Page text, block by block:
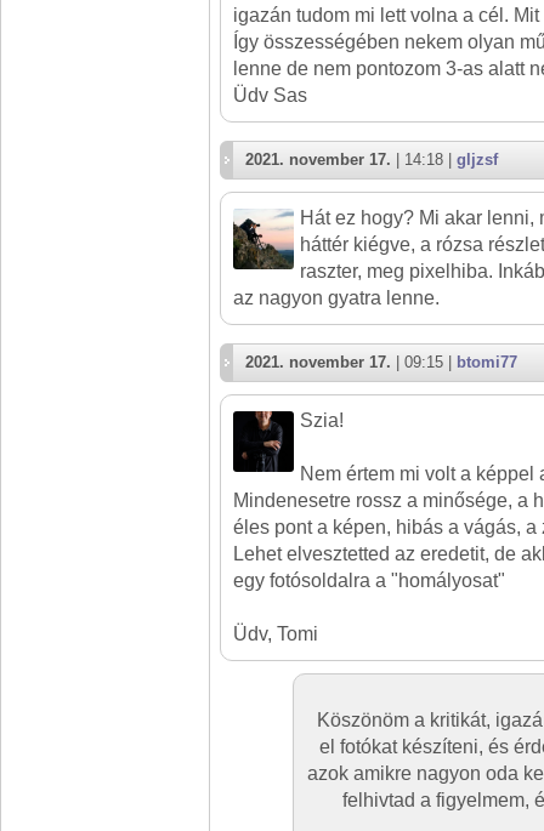
igazán tudom mi lett volna a cél.
Így összességében nekem olyan
lenne de nem pontozom 3-as alatt
Üdv Sas
2021. november 17. | 14:18 | gljzsf
Hát ez hogy? Mi akar lenni,
háttér kiégve, a rózsa
raszter, meg pixelhiba.
az nagyon gyatra lenne.
2021. november 17. | 09:15 | btomi77
Szia!
Nem értem mi volt a képpel
Mindenesetre rossz a minősége, a
éles pont a képen, hibás a vágás,
Lehet elvesztetted az eredetit, de
egy fotósoldalra a "homályosat"
Üdv, Tomi
Köszönöm a kritikát,
el fotókat készíteni, és
azok amikre nagyon oda
felhivtad a figyelmem,